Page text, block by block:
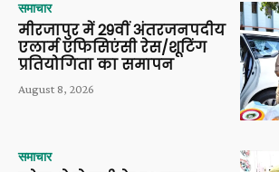
समाचार
मीरजापुर में 29वीं अंतरजनपदीय
एलार्म एफिसिएंसी रेस/शूटिंग
प्रतियोगिता का समापन
August 8, 2026
समाचार